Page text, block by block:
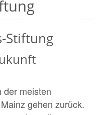
Stiftung
der meisten
gehen zurück.